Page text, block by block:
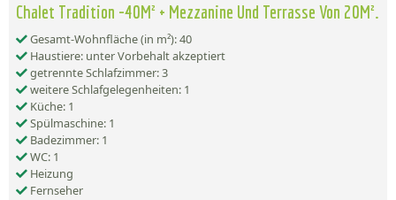
Chalet Tradition -40M² + Mezzanine Und Terrasse Von 20M².
Gesamt-Wohnfläche (in m²): 40
Haustiere: unter Vorbehalt akzeptiert
getrennte Schlafzimmer: 3
weitere Schlafgelegenheiten: 1
Küche: 1
Spülmaschine: 1
Badezimmer: 1
WC: 1
Heizung
Fernseher